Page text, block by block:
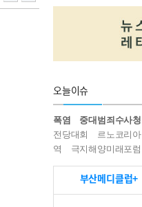
오늘이슈
폭염 중대범죄수사청
전당대회
르노코리아
역
극지해양미래포럼
부산메디클럽+